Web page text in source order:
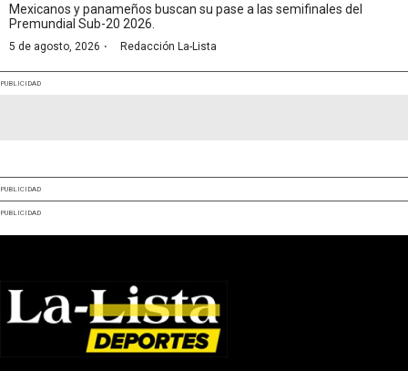
Mexicanos y panameños buscan su pase a las semifinales del
Premundial Sub-20 2026.
5 de agosto, 2026 · Redacción La-Lista
PUBLICIDAD
PUBLICIDAD
PUBLICIDAD